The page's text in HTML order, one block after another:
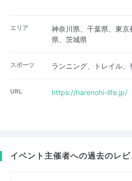
エリア
神奈川県、千葉県、東
県、茨城県
スポーツ ランニング、トレイル
URL https://harenohi-life.jp/
イベント主催者への過去のレ